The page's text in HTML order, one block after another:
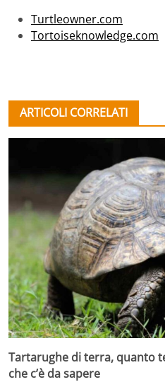
Turtleowner.com
Tortoiseknowledge.com
ARTICOLI CORRELATI
Tartarughe di terra, quanto
che c’è da sapere